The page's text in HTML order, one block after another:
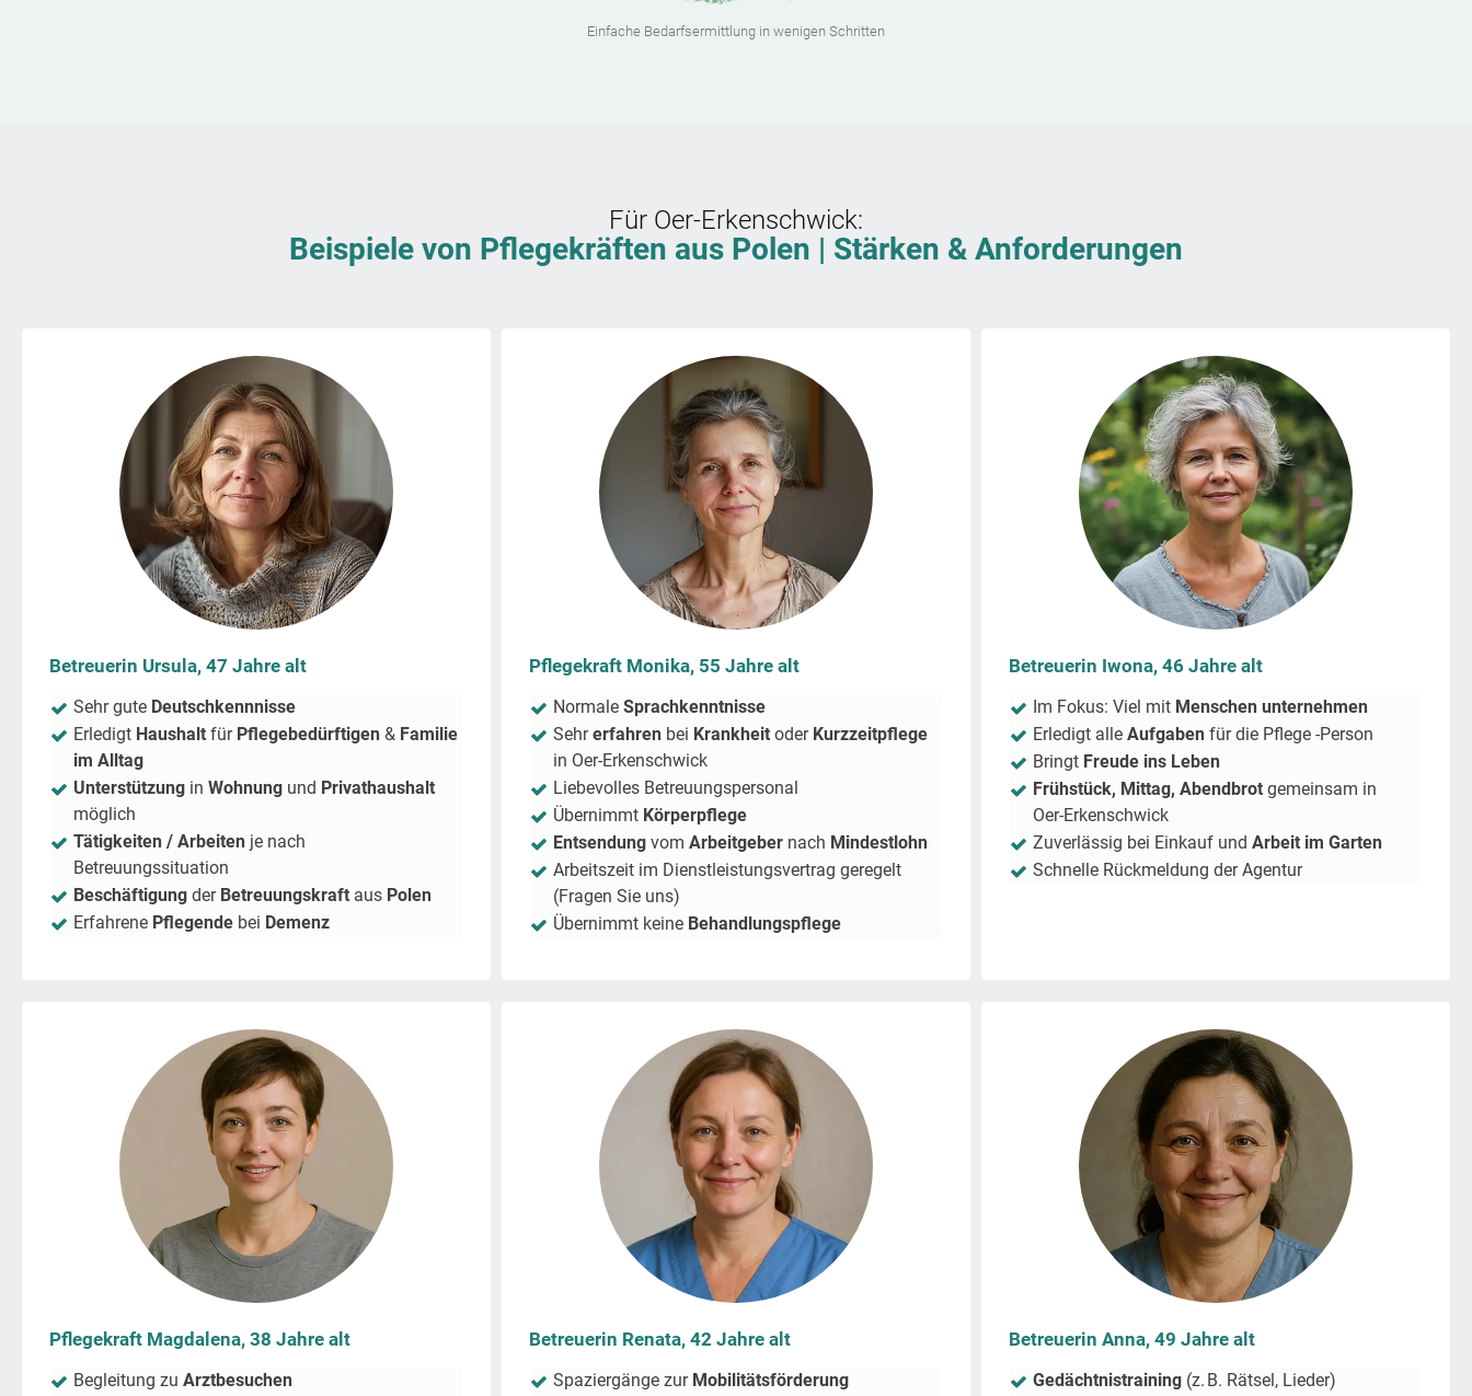
Einfache Bedarfsermittlung in wenigen Schritten
Für Oer-Erkenschwick:
Beispiele von Pflegekräften aus Polen | Stärken & Anforderungen
Betreuerin Ursula, 47 Jahre alt
Sehr gute Deutschkennnisse
Erledigt Haushalt für Pflegebedürftigen & Familie
im Alltag
Unterstützung in Wohnung und Privathaushalt
möglich
Tätigkeiten / Arbeiten je nach
Betreuungssituation
Beschäftigung der Betreuungskraft aus Polen
Erfahrene Pflegende bei Demenz
Pflegekraft Monika, 55 Jahre alt
Normale Sprachkenntnisse
Sehrerfahren bei Krankheit oder Kurzzeitpflege
in Oer-Erkenschwick
Liebevolles Betreuungspersonal
Übernimmt Körperpflege
Entsendung vom Arbeitgeber nach Mindestlohn
Arbeitszeit im Dienstleistungsvertrag geregelt
(Fragen Sie uns)
Übernimmt keine Behandlungspflege
Betreuerin Iwona, 46 Jahre alt
Im Fokus: Viel mit Menschen unternehmen
Erledigt alle Aufgaben für die Pflege -Person
Bringt Freude ins Leben
Frühstück, Mittag, Abendbrot gemeinsam in
Oer-Erkenschwick
Zuverlässig bei Einkauf und Arbeit im Garten
Schnelle Rückmeldung der Agentur
Pflegekraft Magdalena, 38 Jahre alt
Begleitung zu Arztbesuchen
Betreuerin Renata, 42 Jahre alt
Spaziergänge zur Mobilitätsförderung
Betreuerin Anna, 49 Jahre alt
Gedächtnistraining (z. B. Rätsel, Lieder)